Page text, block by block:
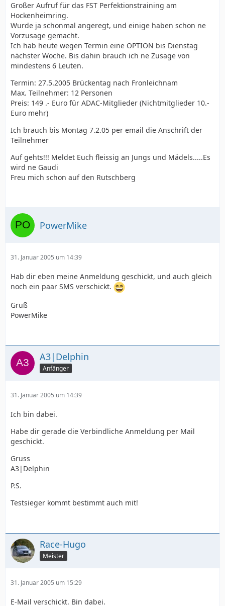
Großer Aufruf für das FST Perfektionstraining am
Hockenheimring.
Wurde ja schonmal angeregt, und einige haben schon ne
Vorzusage gemacht.
Ich hab heute wegen Termin eine OPTION bis Dienstag
nächster Woche. Bis dahin brauch ich ne Zusage von
mindestens 6 Leuten.
Termin: 27.5.2005 Brückentag nach Fronleichnam
Max. Teilnehmer: 12 Personen
Preis: 149 .- Euro für ADAC-Mitglieder (Nichtmitglieder 10.-
Euro mehr)
Ich brauch bis Montag 7.2.05 per email die Anschrift der
Teilnehmer
Auf gehts!!! Meldet Euch fleissig an Jungs und Mädels.....Es
wird ne Gaudi
Freu mich schon auf den Rutschberg
PowerMike
31. Januar 2005 um 14:39
Hab dir eben meine Anmeldung geschickt, und auch gleich
noch ein paar SMS verschickt.
Gruß
PowerMike
A3|Delphin
Anfänger
31. Januar 2005 um 14:39
Ich bin dabei.
Habe dir gerade die Verbindliche Anmeldung per Mail
geschickt.
Gruss
A3|Delphin
P.S.
Testsieger kommt bestimmt auch mit!
Race-Hugo
Meister
31. Januar 2005 um 15:29
E-Mail verschickt. Bin dabei.